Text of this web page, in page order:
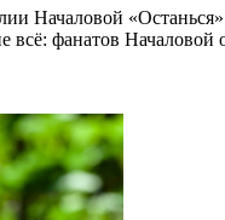
Началовой «Останься»
всё: фанатов